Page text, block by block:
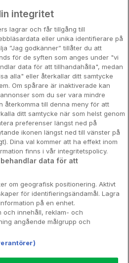
under 995 kr
Spahotell
Nya hotell
av en del av Coop
Sverige 171 88 Solna,
00 00, Org.nr: 556710-
integritet
lagrar och får tillgång till
eller unika identifierare på
”Jag godkänner” tillåter du att
för de syften som anges under "vi
data för att tillhandahålla", medan
alla" eller återkallar ditt samtycke
Om spårare är inaktiverade kan
som du ser vara mindre
återkomma till denna meny för att
ditt samtycke när som helst genom
preferenser längst ned på
ikonen längst ned till vänster på
Dina val kommer att ha effekt inom
finns i vår integritetspolicy.
data för att
om geografisk positionering. Aktivt
för identifieringsändamål. Lagra
på en enhet.
och innehåll, reklam- och
angående målgrupp och